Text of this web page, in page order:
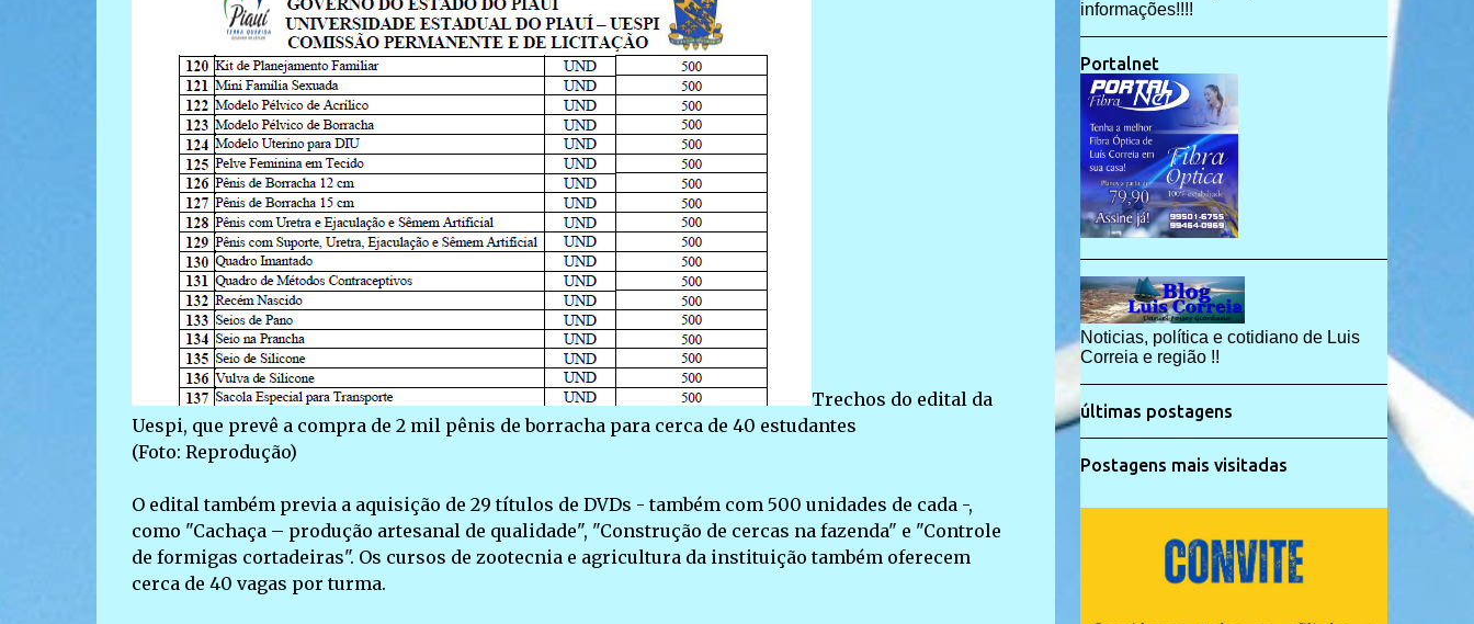
Trechos do edital da
Uespi, que prevê a compra de 2 mil pênis de borracha para cerca de 40 estudantes
(Foto: Reprodução)
O edital também previa a aquisição de 29 títulos de DVDs - também com 500 unidades de cada -,
como "Cachaça – produção artesanal de qualidade", "Construção de cercas na fazenda" e "Controle
de formigas cortadeiras". Os cursos de zootecnia e agricultura da instituição também oferecem
cerca de 40 vagas por turma.
informações!!!!
Portalnet
Noticias, política e cotidiano de Luis
Correia e região !!
últimas postagens
Postagens mais visitadas